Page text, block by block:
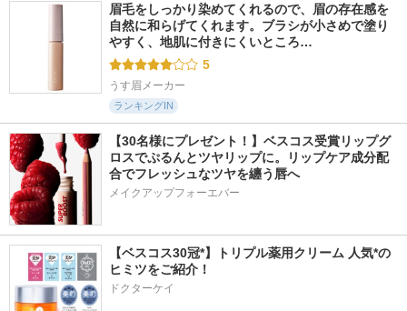
眉毛をしっかり染めてくれるので、眉の存在感を
自然に和らげてくれます。ブラシが小さめで塗り
やすく、地肌に付きにくいところ…
5
うす眉メーカー
ランキングIN
【30名様にプレゼント！】ベスコス受賞リップグ
ロスでぷるんとツヤリップに。リップケア成分配
合でフレッシュなツヤを纏う唇へ
メイクアップフォーエバー
【ベスコス30冠*】トリプル薬用クリーム 人気*の
ヒミツをご紹介！
ドクターケイ